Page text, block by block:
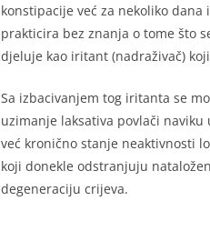
konstipacije već za nekoliko
prakticira bez znanja o tome što
djeluje kao iritant (nadraživač)
Sa izbacivanjem tog iritanta se
uzimanje laksativa povlači
već kronično stanje neaktivnosti
koji donekle odstranjuju
degeneraciju crijeva.